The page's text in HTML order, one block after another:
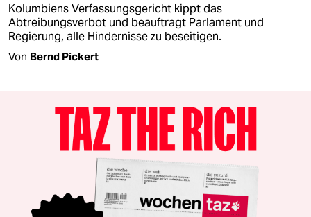
Kolumbiens Verfassungsgericht kippt das
Abtreibungsverbot und beauftragt Parlament und
Regierung, alle Hindernisse zu beseitigen.
Von Bernd Pickert